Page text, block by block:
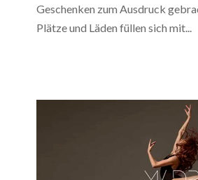
Geschenken zum Ausdruck
Plätze und Läden füllen sich mit...